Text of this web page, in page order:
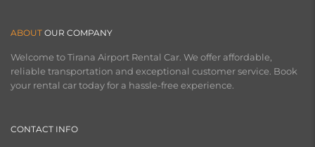
ABOUT OUR COMPANY
Welcome to Tirana Airport Rental Car. We offer affordable,
reliable transportation and exceptional customer service. Book
your rental car today for a hassle-free experience.
CONTACT INFO